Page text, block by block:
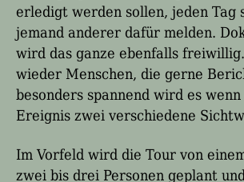
erledigt werden sollen, jeden Tag
jemand anderer dafür melden.
wird das ganze ebenfalls
wieder Menschen, die gerne
besonders spannend wird es
Ereignis zwei verschiedene
Im Vorfeld wird die Tour von
zwei bis drei Personen geplant